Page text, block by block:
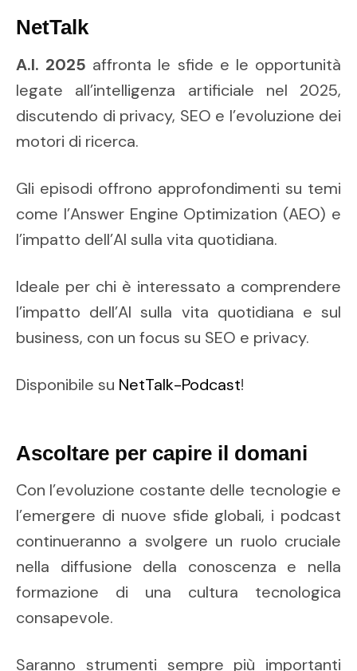
NetTalk
A.I. 2025 affronta le sfide e le opportunità
legate all’intelligenza artificiale nel 2025,
discutendo di privacy, SEO e l’evoluzione dei
motori di ricerca.
Gli episodi offrono approfondimenti su temi
come l’Answer Engine Optimization (AEO) e
l’impatto dell’AI sulla vita quotidiana.
Ideale per chi è interessato a comprendere
l’impatto dell’AI sulla vita quotidiana e sul
business, con un focus su SEO e privacy.
Disponibile su NetTalk-Podcast!
Ascoltare per capire il domani
Con l’evoluzione costante delle tecnologie e
l’emergere di nuove sfide globali, i podcast
continueranno a svolgere un ruolo cruciale
nella diffusione della conoscenza e nella
formazione di una cultura tecnologica
consapevole.
Saranno strumenti sempre più importanti